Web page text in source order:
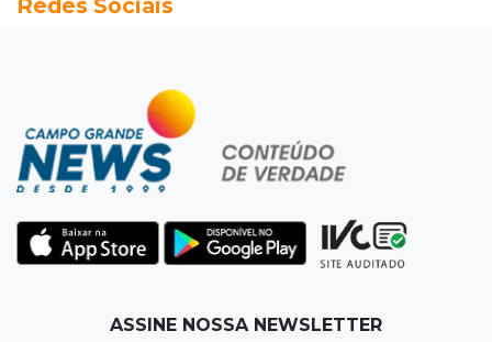
Rio Anhanduí
Cágado surge na Ernesto Geisel e motorista
encara barranco para ajudar
Mulher que deu garrafada após briga de
trânsito vai ter que pagar R$ 5 mil
Operação
ASSINE NOSSA NEWSLETTER